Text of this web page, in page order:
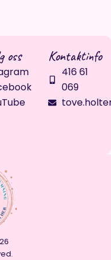
oss Kontaktinfo
416 61
069